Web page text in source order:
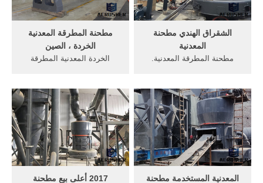
مطحنة المطرقة المعدنية
الخردة ، الصين
الخردة المعدنية المطرقة
من خلال الخطوط الساخنة
وغيرها من وسائل الاتصال
الفورية.
الشقراق الهندي مطحنة
المعدنية
مطحنة المطرقة المعدنية.
الاختراع الجديد الحجر الجيري
المطرقة مطحنة موفرة من
Shanghai DingBo Heavy
Machinery Co., Ltd. من
الصين للتصدير إلي الدول ...
2017 أعلى بيع مطحنة
المعدنية المستخدمة مطحنة